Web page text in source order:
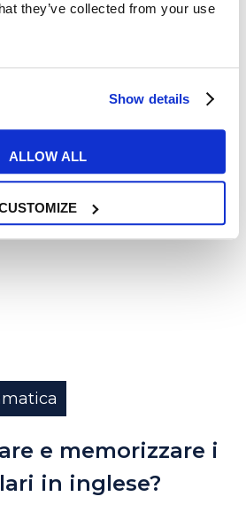
they’ve collected from your use
Show details
ALLOW ALL
some e any in
e memorizzare i
in inglese?